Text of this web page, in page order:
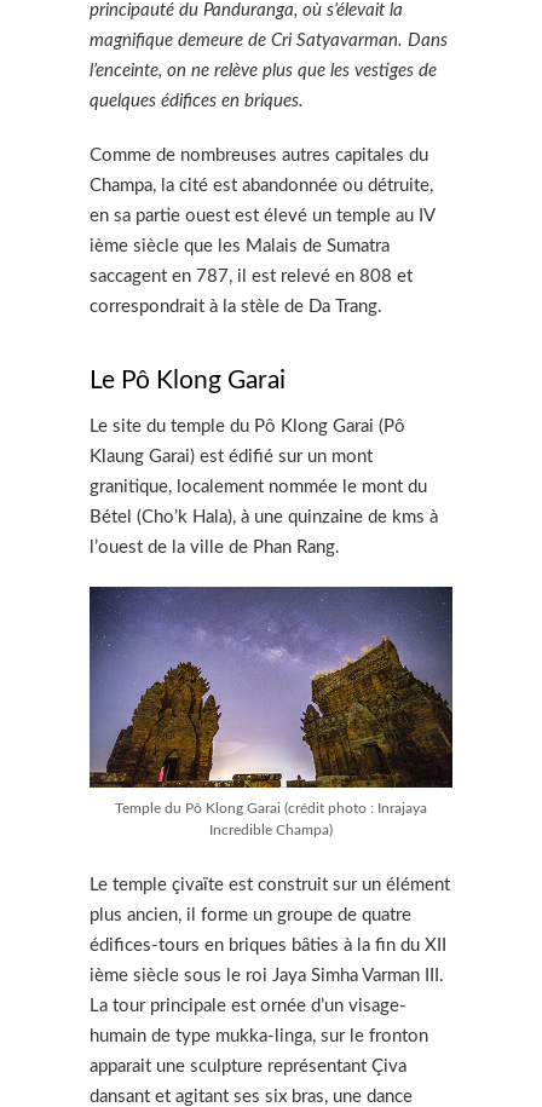
principauté du Panduranga, où s’élevait la
magnifique demeure de Cri Satyavarman. Dans
l’enceinte, on ne relève plus que les vestiges de
quelques édifices en briques.
Comme de nombreuses autres capitales du
Champa, la cité est abandonnée ou détruite,
en sa partie ouest est élevé un temple au IV
ième siècle que les Malais de Sumatra
saccagent en 787, il est relevé en 808 et
correspondrait à la stèle de Da Trang.
Le Pô Klong Garai
Le site du temple du Pô Klong Garai (Pô
Klaung Garai) est édifié sur un mont
granitique, localement nommée le mont du
Bétel (Cho’k Hala), à une quinzaine de kms à
l’ouest de la ville de Phan Rang.
Temple du Pô Klong Garai (crédit photo : Inrajaya
Incredible Champa)
Le temple çivaïte est construit sur un élément
plus ancien, il forme un groupe de quatre
édifices-tours en briques bâties à la fin du XII
ième siècle sous le roi Jaya Simha Varman III.
La tour principale est ornée d’un visage-
humain de type mukka-linga, sur le fronton
apparait une sculpture représentant Çiva
dansant et agitant ses six bras, une dance